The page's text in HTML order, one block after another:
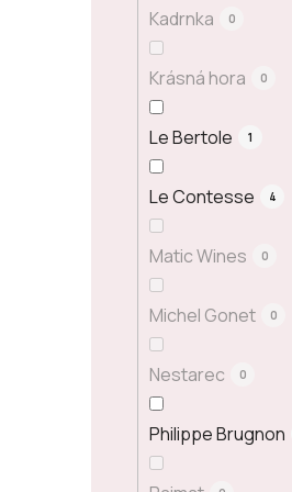
Kadrnka 0
Krásná hora 0
Le Bertole 1
Le Contesse 4
Matic Wines 0
Michel Gonet 0
Nestarec 0
Philippe Brugnon